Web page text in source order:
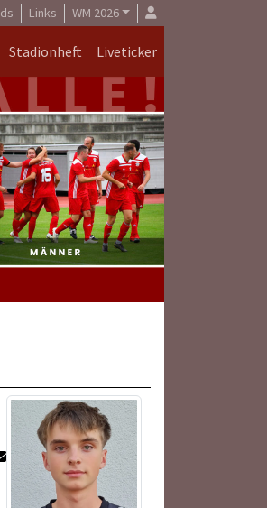
Links WM 2026
Stadionheft Liveticker